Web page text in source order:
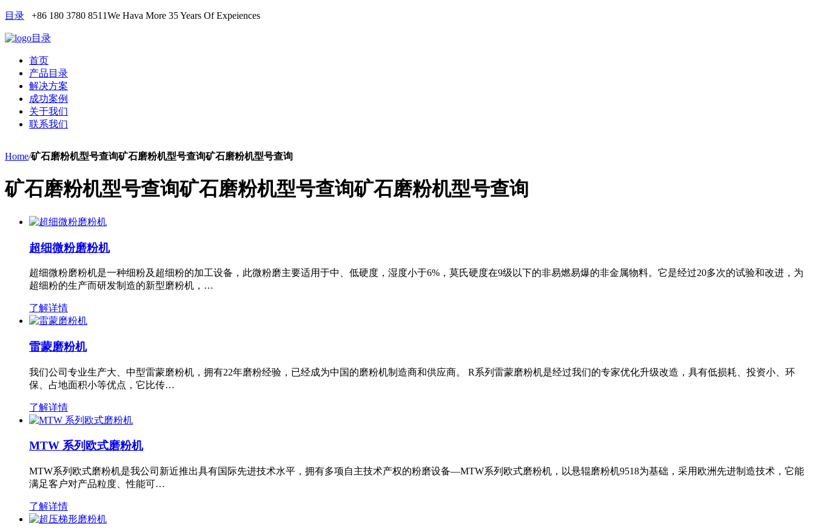
目录 +86 180 3780 8511We Hava More 35 Years Of Expeiences
目录
首页
产品目录
解决方案
成功案例
关于我们
联系我们
Home/矿石磨粉机型号查询矿石磨粉机型号查询矿石磨粉机型号查询
矿石磨粉机型号查询矿石磨粉机型号查询矿石磨粉机型号查询
超细微粉磨粉机
超细微粉磨粉机是一种细粉及超细粉的加工设备，此微粉磨主要适用于中、低硬度，湿度小于6%，莫氏硬度在9级以下的非易燃易爆的非金属物料。它是经过20多次的试验和改进，为
超细粉的生产而研发制造的新型磨粉机，…
了解详情
雷蒙磨粉机
我们公司专业生产大、中型雷蒙磨粉机，拥有22年磨粉经验，已经成为中国的磨粉机制造商和供应商。 R系列雷蒙磨粉机是经过我们的专家优化升级改造，具有低损耗、投资小、环
保、占地面积小等优点，它比传…
了解详情
MTW 系列欧式磨粉机
MTW系列欧式磨粉机是我公司新近推出具有国际先进技术水平，拥有多项自主技术产权的粉磨设备—MTW系列欧式磨粉机，以悬辊磨粉机9518为基础，采用欧洲先进制造技术，它能
满足客户对产品粒度、性能可…
了解详情